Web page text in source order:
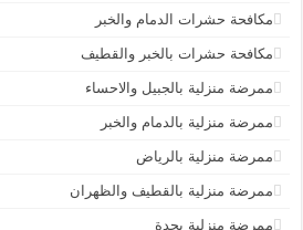
مكافحة حشرات الدمام والخبر
مكافحة حشرات بالخبر والقطيف
ممرضة منزلية بالجبيل والاحساء
ممرضة منزلية بالدمام والخبر
ممرضة منزلية بالرياض
ممرضة منزلية بالقطيف والظهران
ممرضة منزلية بجدة